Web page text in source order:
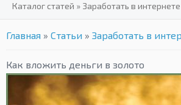
Каталог статей » Заработать в интернете
Главная » Статьи » Заработать в
Как вложить деньги в золото